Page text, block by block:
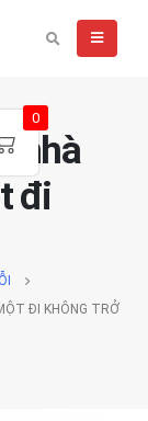
nhà
đi
ĐI KHÔNG TRỞ
0